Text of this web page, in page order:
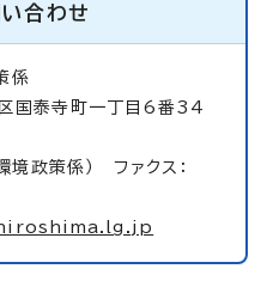
合わせ
係
泰寺町一丁目6番34
政策係） ファクス：